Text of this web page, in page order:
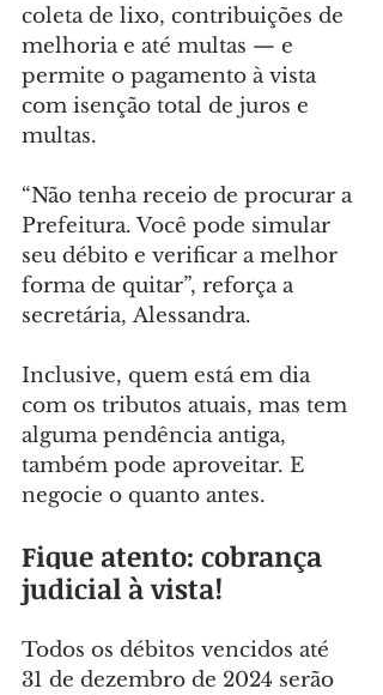
coleta de lixo, contribuições de
melhoria e até multas — e
permite o pagamento à vista
com isenção total de juros e
multas.
“Não tenha receio de procurar a
Prefeitura. Você pode simular
seu débito e verificar a melhor
forma de quitar”, reforça a
secretária, Alessandra.
Inclusive, quem está em dia
com os tributos atuais, mas tem
alguma pendência antiga,
também pode aproveitar. E
negocie o quanto antes.
Fique atento: cobrança
judicial à vista!
Todos os débitos vencidos até
31 de dezembro de 2024 serão